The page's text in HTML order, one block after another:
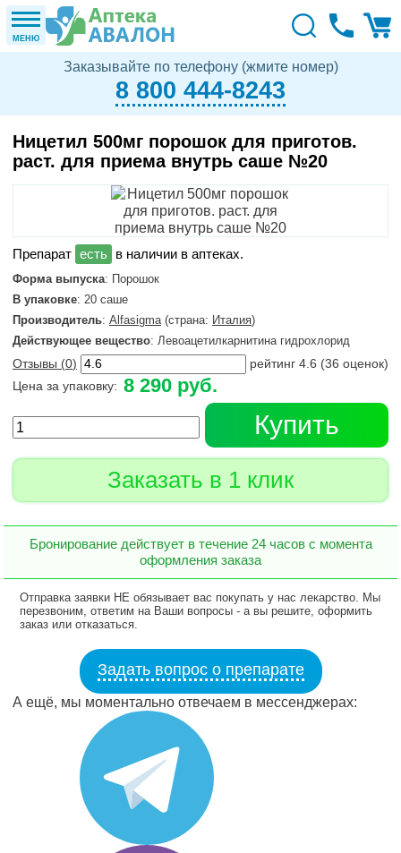
МЕНЮ
Заказывайте по телефону (жмите номер)
8 800 444-8243
Ницетил 500мг порошок для приготов.
раст. для приема внутрь саше №20
в наличии в аптеках.
Форма выпуска: Порошок
В упаковке: 20 саше
Производитель: Alfasigma(страна: Италия)
Действующее вещество: Левоацетилкарнитина гидрохлорид
Отзывы (0) рейтинг 4.6 (36 оценок)
Цена за упаковку: 8 290 руб.
Купить
Заказать в 1 клик
Бронирование действует в течение 24 часов с момента
оформления заказа
Отправка заявки НЕ обязывает вас покупать у нас лекарство. Мы
перезвоним, ответим на Ваши вопросы - а вы решите, оформить
заказ или отказаться.
Задать вопрос о препарате
А ещё, мы моментально отвечаем в мессенджерах: